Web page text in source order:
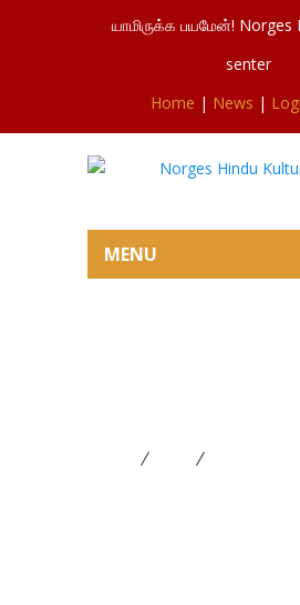
யாமிருக்க பயமேன்! Norges
senter
Home | News |
MENU